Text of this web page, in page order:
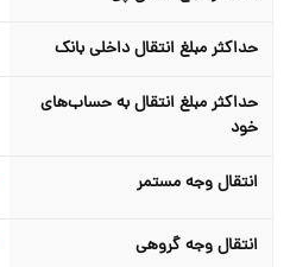
حداکثر مبلغ انتقال داخلی بانک
حداکثر مبلغ انتقال به حساب‌های
انتقال وجه مستمر
انتقال وجه گروهی